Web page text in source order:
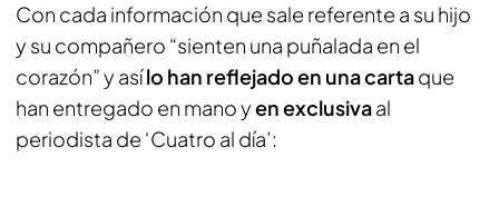
Con cada información que sale referente a su hijo
y su compañero “sienten una puñalada en el
corazón” y asílo han reflejado en una cartaque
han entregado en mano yen exclusivaal
periodista de ‘Cuatro al día’: